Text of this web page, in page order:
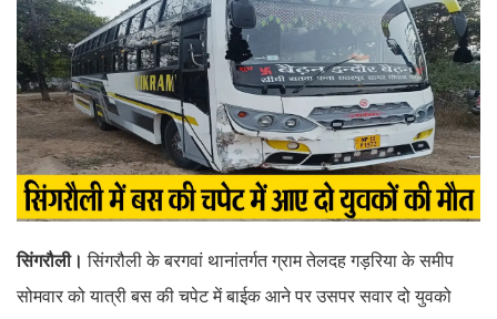
सिंगरौली। सिंगरौली के बरगवां थानांतर्गत ग्राम तेलदह गड़रिया के समीप
सोमवार को यात्री बस की चपेट में बाईक आने पर उसपर सवार दो युवको